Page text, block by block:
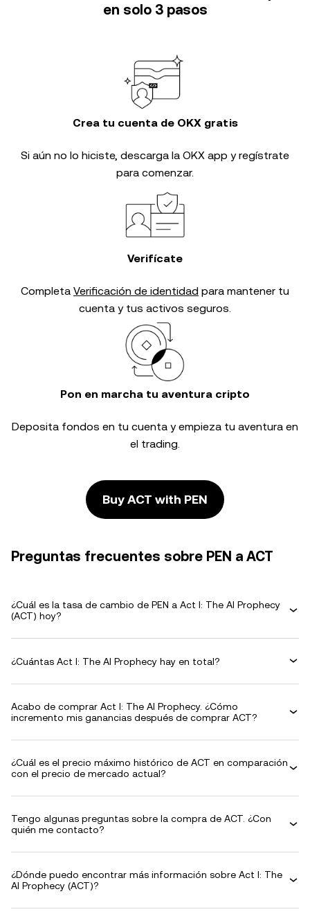
en solo 3 pasos
Crea tu cuenta de OKX gratis
Si aún no lo hiciste, descarga la OKX app y regístrate
para comenzar.
Verifícate
Completa Verificación de identidad para mantener tu
cuenta y tus activos seguros.
Pon en marcha tu aventura cripto
Deposita fondos en tu cuenta y empieza tu aventura en
el trading.
Buy ACT with PEN
Preguntas frecuentes sobre PEN a ACT
¿Cuál es la tasa de cambio de PEN a Act I: The AI Prophecy
(ACT) hoy?
¿Cuántas Act I: The AI Prophecy hay en total?
Acabo de comprar Act I: The AI Prophecy. ¿Cómo
incremento mis ganancias después de comprar ACT?
¿Cuál es el precio máximo histórico de ACT en comparación
con el precio de mercado actual?
Tengo algunas preguntas sobre la compra de ACT. ¿Con
quién me contacto?
¿Dónde puedo encontrar más información sobre Act I: The
AI Prophecy (ACT)?